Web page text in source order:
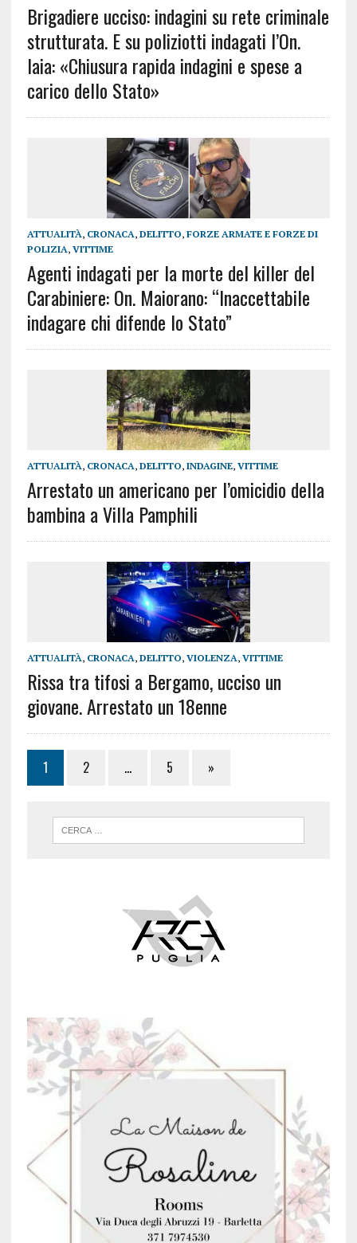
Brigadiere ucciso: indagini su rete criminale
strutturata. E su poliziotti indagati l’On.
Iaia: «Chiusura rapida indagini e spese a
carico dello Stato»
ATTUALITÀ, CRONACA, DELITTO, FORZE ARMATE E FORZE DI
POLIZIA, VITTIME
Agenti indagati per la morte del killer del
Carabiniere: On. Maiorano: “Inaccettabile
indagare chi difende lo Stato”
ATTUALITÀ, CRONACA, DELITTO, INDAGINE, VITTIME
Arrestato un americano per l’omicidio della
bambina a Villa Pamphili
ATTUALITÀ, CRONACA, DELITTO, VIOLENZA, VITTIME
Rissa tra tifosi a Bergamo, ucciso un
giovane. Arrestato un 18enne
1 2 … 5 »